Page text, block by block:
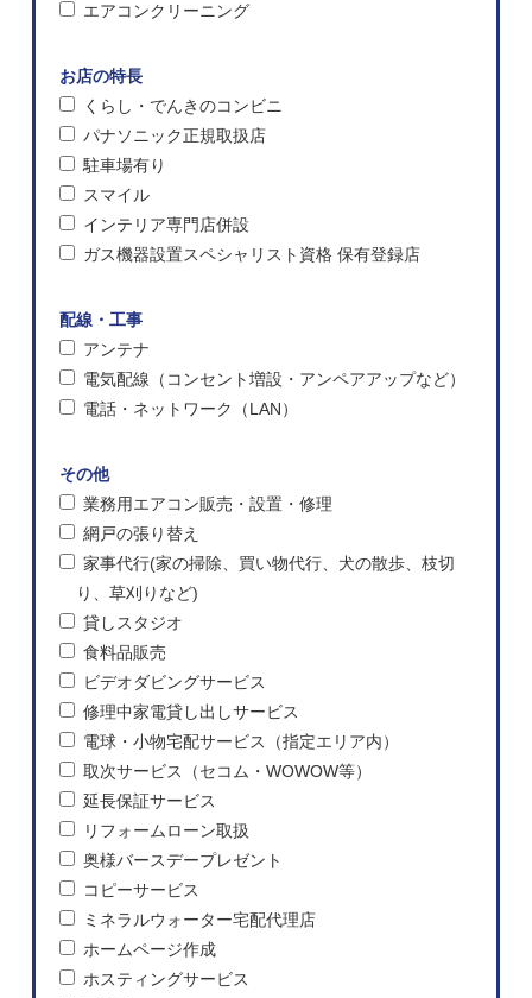
エアコンクリーニング
お店の特長
くらし・でんきのコンビニ
パナソニック正規取扱店
駐車場有り
スマイル
インテリア専門店併設
ガス機器設置スペシャリスト資格 保有登録店
配線・工事
アンテナ
電気配線（コンセント増設・アンペアアップなど）
電話・ネットワーク（LAN）
その他
業務用エアコン販売・設置・修理
網戸の張り替え
家事代行(家の掃除、買い物代行、犬の散歩、枝切
り、草刈りなど)
貸しスタジオ
食料品販売
ビデオダビングサービス
修理中家電貸し出しサービス
電球・小物宅配サービス（指定エリア内）
取次サービス（セコム・WOWOW等）
延長保証サービス
リフォームローン取扱
奥様バースデープレゼント
コピーサービス
ミネラルウォーター宅配代理店
ホームページ作成
ホスティングサービス